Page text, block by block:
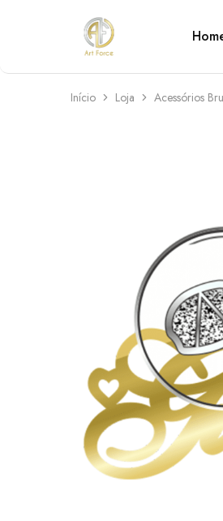
Art
Force
Semijoias
personalizadas
Início Loja Acessórios